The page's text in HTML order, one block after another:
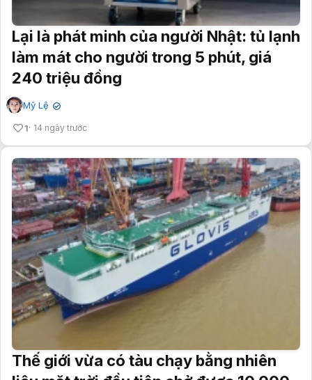
Lại là phát minh của người Nhật: tủ lạnh
làm mát cho người trong 5 phút, giá
240 triệu đồng
Mỹ Lệ ✔
1 14 ngày trước
Thế giới vừa có tàu chạy bằng nhiên